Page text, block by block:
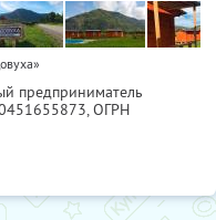
предприниматель
, ОГРН